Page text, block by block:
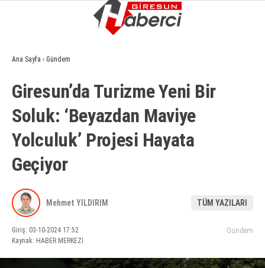
GÜNDEM
EKONOMI
SIYASET
ASAYIŞ
SPOR
YAŞAM
EĞITIM
Ana Sayfa › Gündem
Giresun’da Turizme Yeni Bir
Soluk: ‘Beyazdan Maviye
Yolculuk’ Projesi Hayata
Geçiyor
Mehmet YILDIRIM TÜM YAZILARI
Giriş: 03-10-2024 17:52
Kaynak: HABER MERKEZI
Gündem